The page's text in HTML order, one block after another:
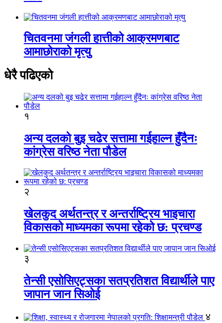
चितवनमा जंगली हात्तीको आक्रमणबाट
आमाछोराको मृत्यु
धेरै पढिएको
१
अन्य दलको बुइ चढेर सत्तामा गईहाल्न हुँदैनः
कांग्रेस वरिष्ठ नेता पौडेल
२
खेलकुद अर्थतन्त्र र अन्तर्राष्ट्रिय भाइचारा
विकासको माध्यमका रूपमा रहेको छ: प्रचण्ड
३
तेन्सी एसोसिएट्सका सतप्रतिशत विद्यार्थीले पाए
जापान जान सिओई
४